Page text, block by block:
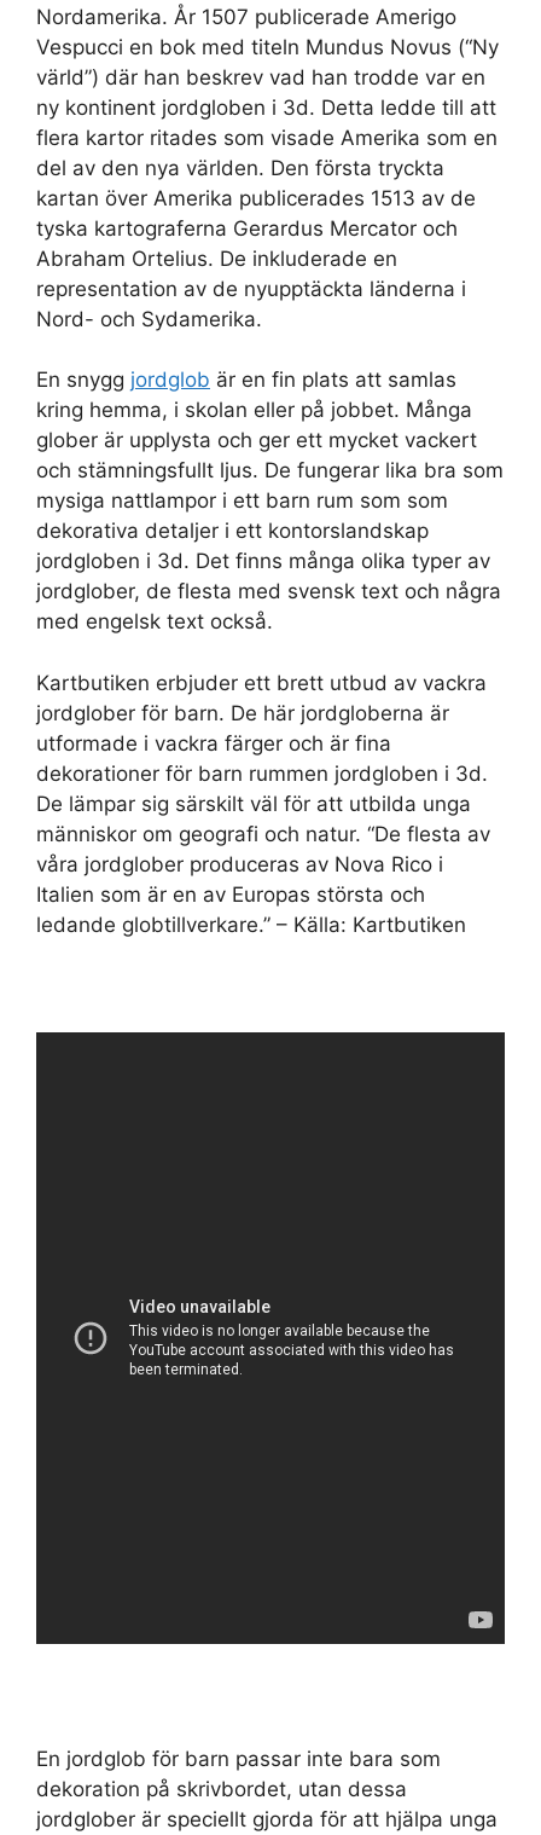
Nordamerika. År 1507 publicerade Amerigo
Vespucci en bok med titeln Mundus Novus (“Ny
värld”) där han beskrev vad han trodde var en
ny kontinent jordgloben i 3d. Detta ledde till att
flera kartor ritades som visade Amerika som en
del av den nya världen. Den första tryckta
kartan över Amerika publicerades 1513 av de
tyska kartograferna Gerardus Mercator och
Abraham Ortelius. De inkluderade en
representation av de nyupptäckta länderna i
Nord- och Sydamerika.
En snygg jordglob är en fin plats att samlas
kring hemma, i skolan eller på jobbet. Många
glober är upplysta och ger ett mycket vackert
och stämningsfullt ljus. De fungerar lika bra som
mysiga nattlampor i ett barn rum som som
dekorativa detaljer i ett kontorslandskap
jordgloben i 3d. Det finns många olika typer av
jordglober, de flesta med svensk text och några
med engelsk text också.
Kartbutiken erbjuder ett brett utbud av vackra
jordglober för barn. De här jordgloberna är
utformade i vackra färger och är fina
dekorationer för barn rummen jordgloben i 3d.
De lämpar sig särskilt väl för att utbilda unga
människor om geografi och natur. “De flesta av
våra jordglober produceras av Nova Rico i
Italien som är en av Europas största och
ledande globtillverkare.” – Källa: Kartbutiken
En jordglob för barn passar inte bara som
dekoration på skrivbordet, utan dessa
jordglober är speciellt gjorda för att hjälpa unga